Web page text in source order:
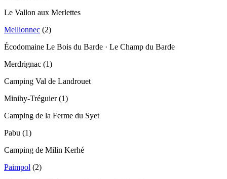
Le Vallon aux Merlettes
Mellionnec (2)
Écodomaine Le Bois du Barde · Le Champ du Barde
Merdrignac (1)
Camping Val de Landrouet
Minihy-Tréguier (1)
Camping de la Ferme du Syet
Pabu (1)
Camping de Milin Kerhé
Paimpol (2)